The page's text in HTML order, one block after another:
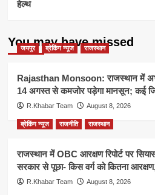
हेल्थ
You may have missed
जयपुर ब्रेकिंग न्यूज राजस्थान
Rajasthan Monsoon: राजस्थान में
14 अगस्त से कमजोर पड़ेगा मानसून; कई
R.Khabar Team August 8, 2026
ब्रेकिंग न्यूज राजनीति राजस्थान
राजस्थान में OBC आरक्षण रिपोर्ट पर
सरकार से पूछा- किस वर्ग को कितना
R.Khabar Team August 8, 2026